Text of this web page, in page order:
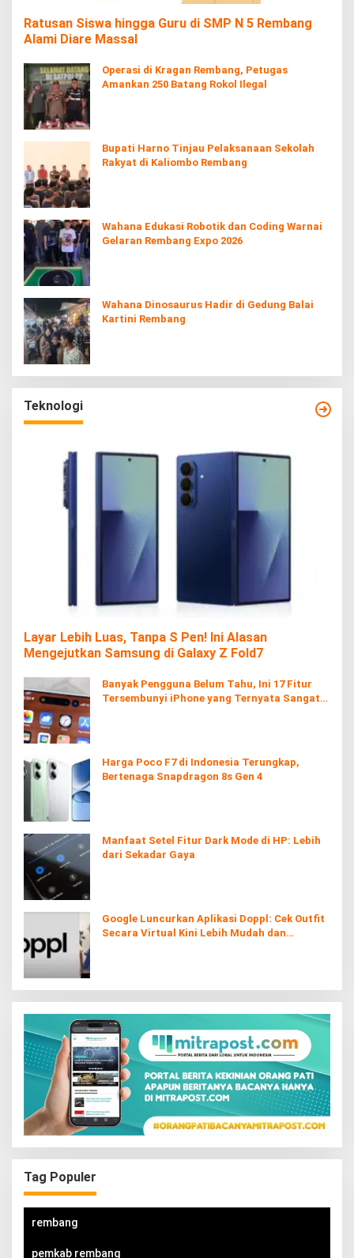
Ratusan Siswa hingga Guru di SMP N 5 Rembang
Alami Diare Massal
Operasi di Kragan Rembang, Petugas
Amankan 250 Batang Rokol Ilegal
Bupati Harno Tinjau Pelaksanaan Sekolah
Rakyat di Kaliombo Rembang
Wahana Edukasi Robotik dan Coding Warnai
Gelaran Rembang Expo 2026
Wahana Dinosaurus Hadir di Gedung Balai
Kartini Rembang
Teknologi
Layar Lebih Luas, Tanpa S Pen! Ini Alasan
Mengejutkan Samsung di Galaxy Z Fold7
Banyak Pengguna Belum Tahu, Ini 17 Fitur
Tersembunyi iPhone yang Ternyata Sangat
Harga Poco F7 di Indonesia Terungkap,
Bertenaga Snapdragon 8s Gen 4
Manfaat Setel Fitur Dark Mode di HP: Lebih
dari Sekadar Gaya
Google Luncurkan Aplikasi Doppl: Cek Outfit
Secara Virtual Kini Lebih Mudah dan
Tag Populer
rembang
pemkab rembang